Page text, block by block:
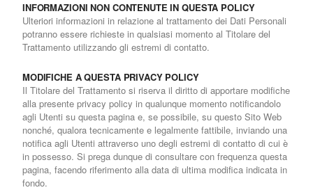
INFORMAZIONI NON CONTENUTE IN QUESTA POLICY
Ulteriori informazioni in relazione al trattamento dei Dati Personali
potranno essere richieste in qualsiasi momento al Titolare del
Trattamento utilizzando gli estremi di contatto.
MODIFICHE A QUESTA PRIVACY POLICY
Il Titolare del Trattamento si riserva il diritto di apportare modifiche
alla presente privacy policy in qualunque momento notificandolo
agli Utenti su questa pagina e, se possibile, su questo Sito Web
nonché, qualora tecnicamente e legalmente fattibile, inviando una
notifica agli Utenti attraverso uno degli estremi di contatto di cui è
in possesso. Si prega dunque di consultare con frequenza questa
pagina, facendo riferimento alla data di ultima modifica indicata in
fondo.